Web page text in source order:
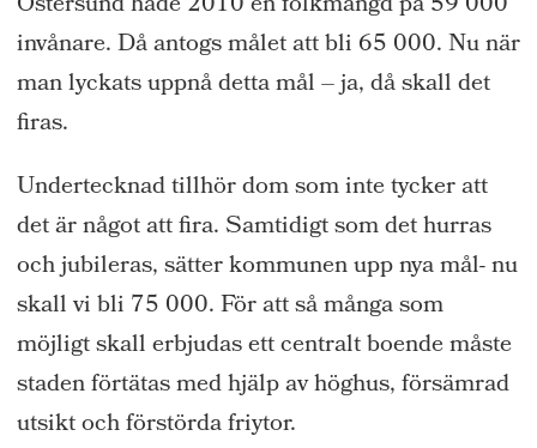
invånare. Då antogs målet att bli 65 000. Nu när
man lyckats uppnå detta mål – ja, då skall det
firas.
Undertecknad tillhör dom som inte tycker att
det är något att fira. Samtidigt som det hurras
och jubileras, sätter kommunen upp nya mål- nu
skall vi bli 75 000. För att så många som
möjligt skall erbjudas ett centralt boende måste
staden förtätas med hjälp av höghus, försämrad
utsikt och förstörda friytor.